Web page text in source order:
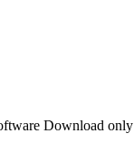
Download only